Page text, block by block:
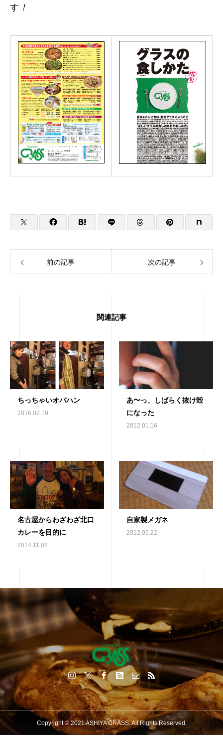
す ！
前の記事 次の記事
関連記事
ちっちゃいオバハン
2016.02.19
あ〜っ、しばらく抜け殻
になった
2012.01.16
名古屋からわざわざ北口
カレーを目的に
2014.11.02
自家製メガネ
2012.05.22
Copyright © 2021 ASHIYA GRASS. All Rights Reserved.